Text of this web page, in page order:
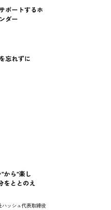
ポートするホ
ダー
忘れずに
から"楽し
をととのえ
ッシュ代表取締役